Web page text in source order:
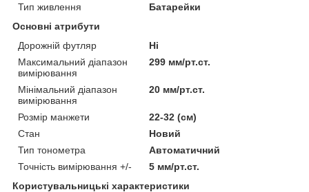
Тип живлення
Батарейки
Основні атрибути
Дорожній футляр
Ні
Максимальний діапазон
вимірювання
299 мм/рт.ст.
Мінімальний діапазон
вимірювання
20 мм/рт.ст.
Розмір манжети
22-32 (см)
Стан
Новий
Тип тонометра
Автоматичний
Точність вимірювання +/-
5 мм/рт.ст.
Користувальницькі характеристики